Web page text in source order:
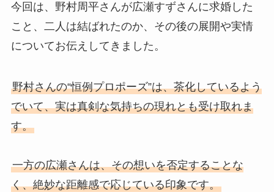
今回は、野村周平さんが広瀬すずさんに求婚した
こと、二人は結ばれたのか、その後の展開や実情
についてお伝えしてきました。
野村さんの“恒例プロポーズ”は、茶化しているよう
でいて、実は真剣な気持ちの現れとも受け取れま
す。
一方の広瀬さんは、その想いを否定することな
く、絶妙な距離感で応じている印象です。